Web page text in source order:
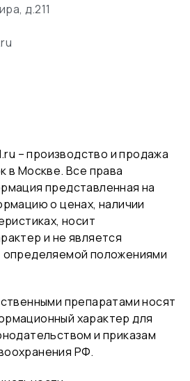
д.211
– производство и продажа
в Москве. Все права
представленная на
о ценах, наличии
носит
и не является
положениями
препаратами носят
характер для
и приказам
РФ.